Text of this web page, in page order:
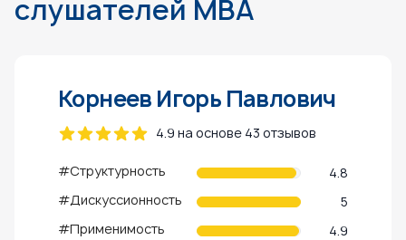
слушателей MBA
Корнеев Игорь Павлович
4.9 на основе 43 отзывов
#Структурность
4.8
#Дискуссионность
5
#Применимость
4.9